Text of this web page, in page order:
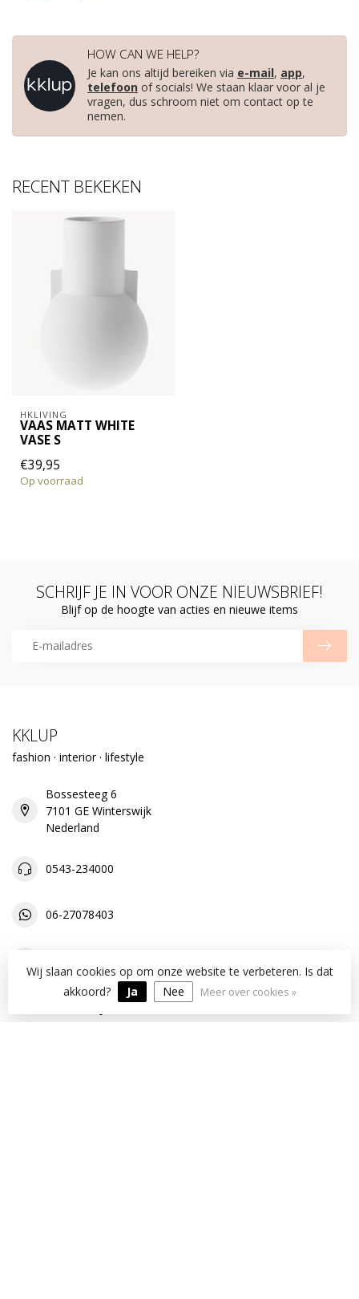
HOW CAN WE HELP?
Je kan ons altijd bereiken via e-mail, app,
telefoon of socials! We staan klaar voor al je
vragen, dus schroom niet om contact op te
nemen.
RECENT BEKEKEN
HKLIVING
VAAS MATT WHITE
VASE S
€39,95
Op voorraad
SCHRIJF JE IN VOOR ONZE NIEUWSBRIEF!
Blijf op de hoogte van acties en nieuwe items
KKLUP
fashion · interior · lifestyle
Bossesteeg 6
7101 GE Winterswijk
Nederland
0543-234000
06-27078403
OPENINGSTIJDEN
Wij slaan cookies op om onze website te verbeteren. Is dat
akkoord?
Ja Nee Meer over cookies »